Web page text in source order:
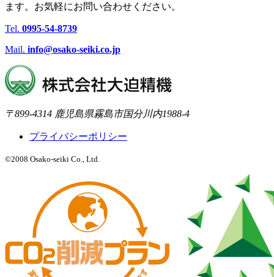
ます。お気軽にお問い合わせください。
Tel. 0995-54-8739
Mail. info@osako-seiki.co.jp
〒899-4314 鹿児島県霧島市国分川内1988-4
プライバシーポリシー
©2008 Osako-seiki Co., Ltd.